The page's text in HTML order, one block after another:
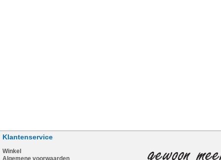
Klantenservice
Winkel
Algemene voorwaarden